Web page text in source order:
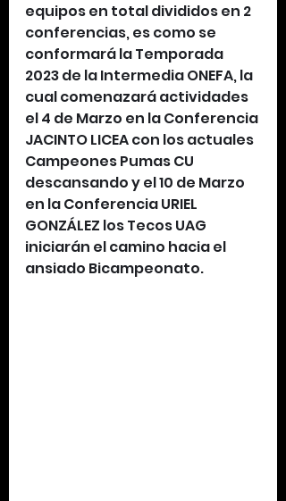
equipos en total divididos en 2
conferencias, es como se
conformará la Temporada
2023 de la Intermedia ONEFA, la
cual comenazará actividades
el 4 de Marzo en la Conferencia
JACINTO LICEA con los actuales
Campeones Pumas CU
descansando y el 10 de Marzo
en la Conferencia URIEL
GONZÁLEZ los Tecos UAG
iniciarán el camino hacia el
ansiado Bicampeonato.